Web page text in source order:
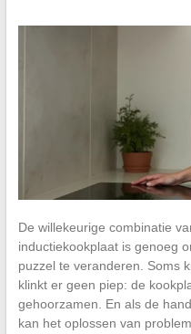
De willekeurige combinatie
inductiekookplaat is genoeg
puzzel te veranderen. Soms
klinkt er geen piep: de
gehoorzamen. En als de
kan het oplossen van